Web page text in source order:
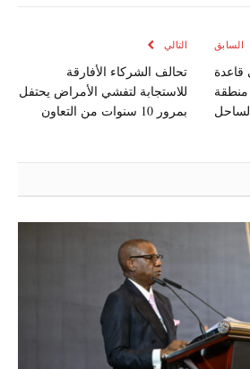
السابق
قاعدة
منطقة
التالي
تحالف الشركاء الأفارقة
للاستجابة لتفشي الأمراض يحتفل
بمرور 10 سنوات من التعاون